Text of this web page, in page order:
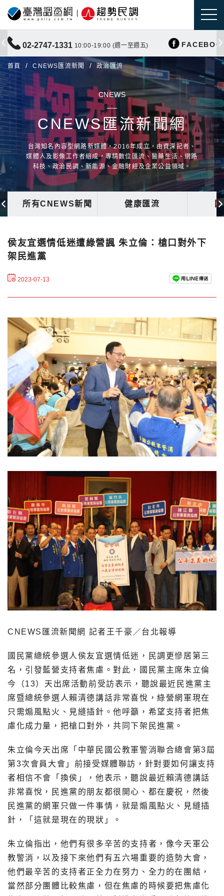
02-2747-1331 10:00-19:00 (週一至週五)
首頁 CNEWS匯流新聞 政治匯流
CNEWS
CNEWS匯流新聞網
台灣知名內容型網路新媒體，2016年成立，由資深記者、
媒體人及影像工作者組成，專精數位匯流、醫藥生活、網路
科技、政治民調、新能源、金融財經及企業公益領域。
所有CNEWS新聞 健康匯流
侯友宜選情低迷遭綠營諷 朱立倫：槍口對外下
架民進黨
2023-07-13
CNEWS匯流新聞網 記者王千豪／台北報導
國民黨總統參選人侯友宜選情低迷，民調更慘居第三
名，引發藍營支持者焦慮。對此，國民黨主席朱立倫
今（13）天出席活動前受訪表示，聽說最近民進黨主
席暨總統參選人賴清德講話非常喜悅，綠營網軍現在
只需煽風點火、見縫插針。他呼籲，希望支持者把焦
慮化成力量，把槍口對外，共同下架民進黨。
朱立倫今天出席「中華民國公教軍警消聯合總會第3屆
第3次會員大會」前接受媒體聯訪，針對要如何讓支持
者相信不會「換侯」，他表示，聽說最近賴清德講話
非常喜悅，民進黨的朋友都很開心、都在慶祝，然後
民進黨的網軍只做一件事情，就是煽風點火、見縫插
針，「這就是現在的現狀」。
朱立倫指出，他們有很多辛苦的支持者，像今天軍公
教警消，以及接下來他們有五六場重要的造勢大會，
他們最辛苦的支持者正全力在努力、全力的在團結，
當然部分團體比較焦慮，但在焦慮的時候要把焦慮化